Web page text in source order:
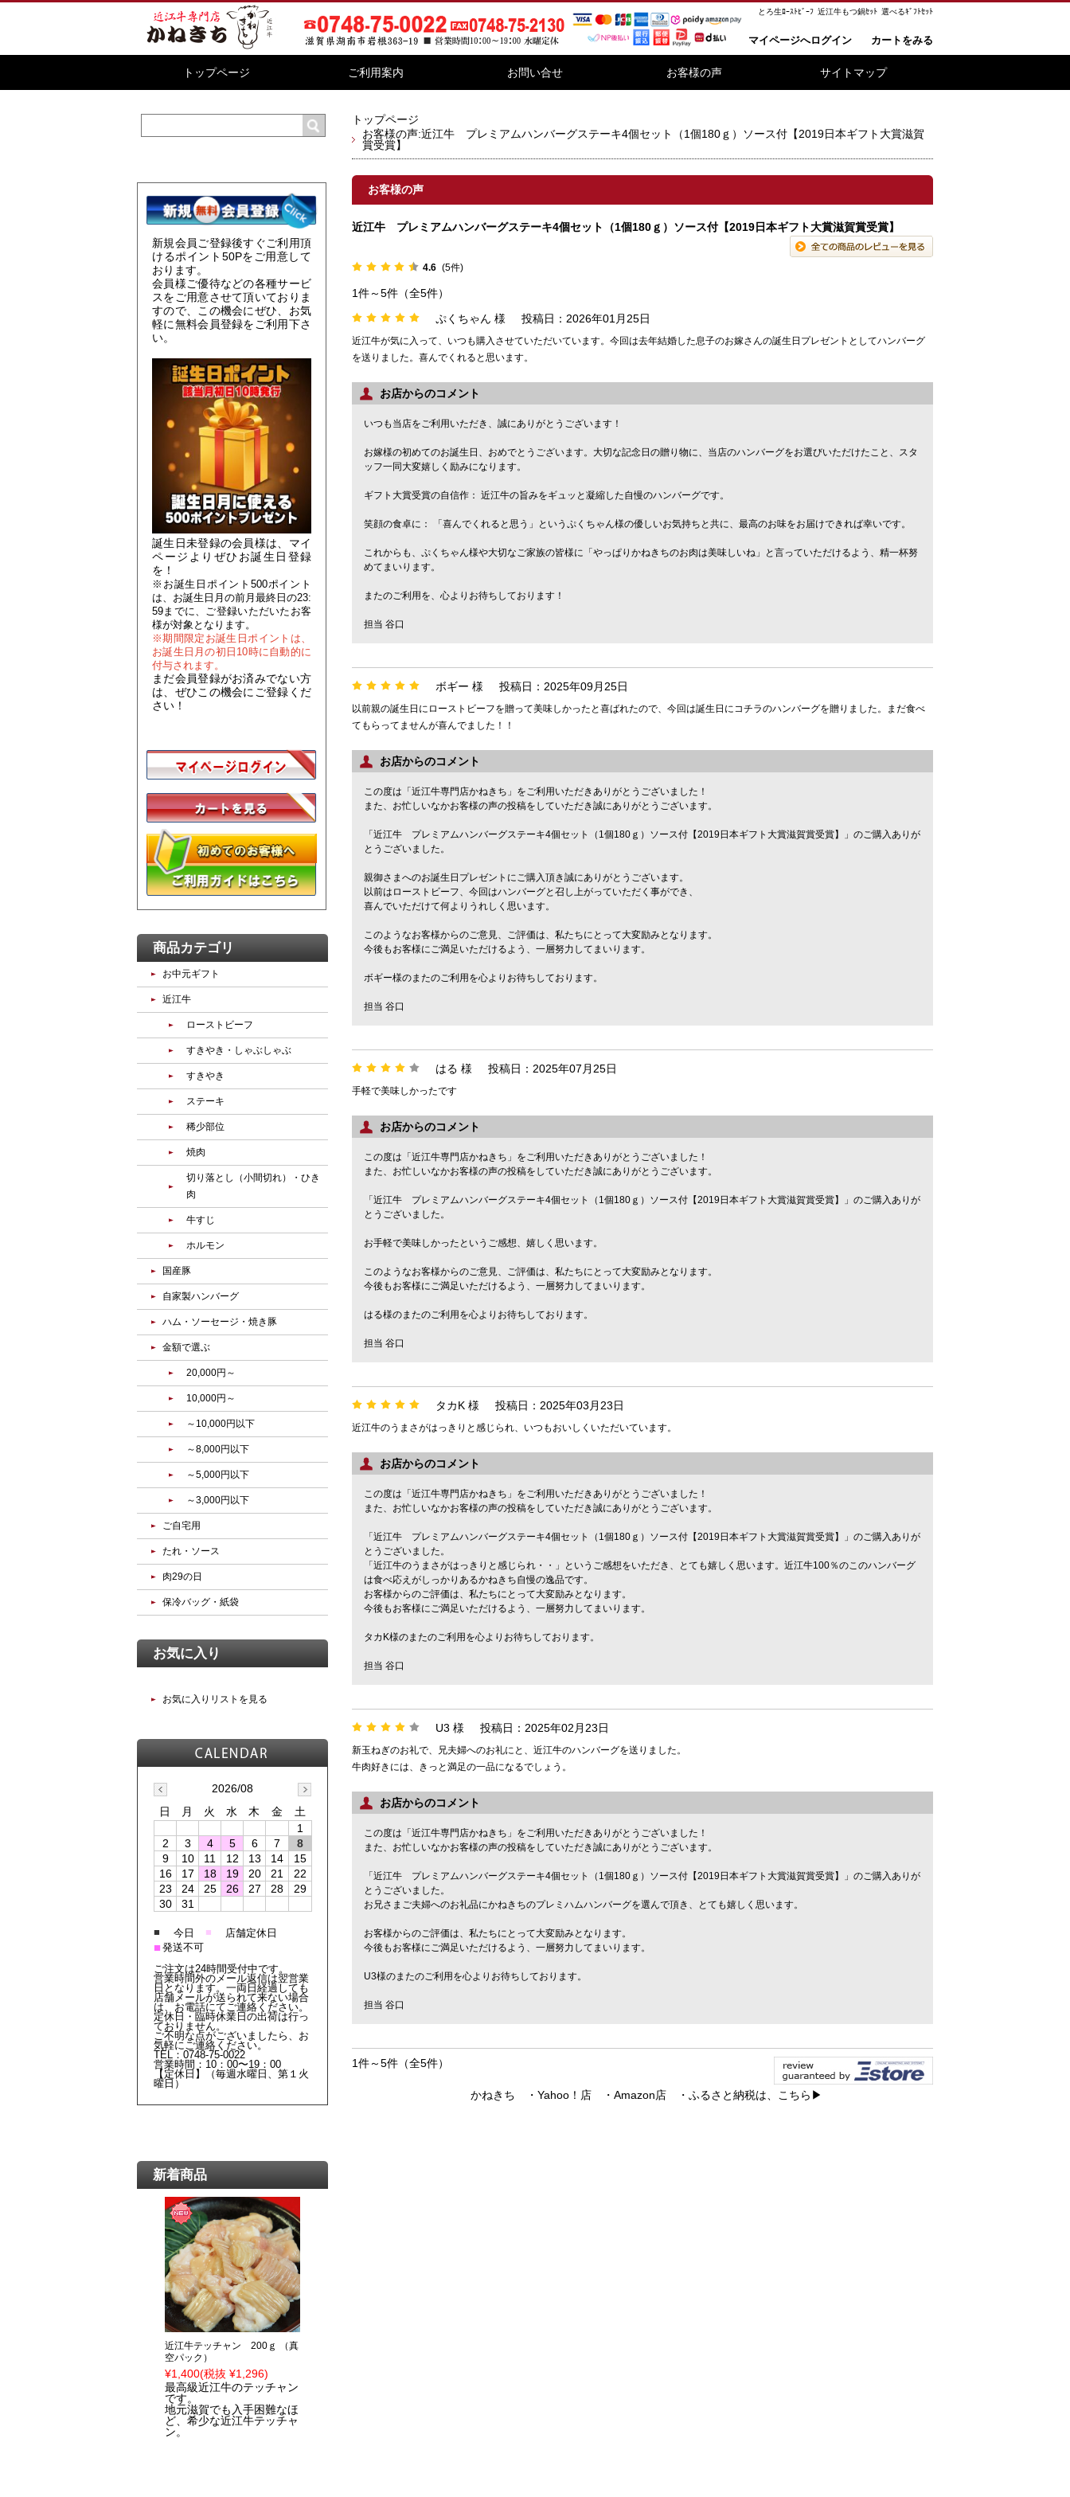
とろ生ﾛｰｽﾄﾋﾞｰﾌ 近江牛もつ鍋ｾｯﾄ 選べるｷﾞﾌﾄｾｯﾄ
マイページへログイン カートをみる
トップページ ご利用案内 お問い合せ お客様の声 サイトマップ
トップページ
お客様の声:近江牛 プレミアムハンバーグステーキ4個セット（1個180ｇ）ソース付【2019日本ギフト大賞滋賀
賞受賞】
お客様の声
近江牛 プレミアムハンバーグステーキ4個セット（1個180ｇ）ソース付【2019日本ギフト大賞滋賀賞受賞】
4.6 (5件)
1件～5件（全5件）
ぷくちゃん 様
投稿日：2026年01月25日
近江牛が気に入って、いつも購入させていただいています。今回は去年結婚した息子のお嫁さんの誕生日プレゼントとしてハンバーグ
を送りました。喜んでくれると思います。
お店からのコメント
いつも当店をご利用いただき、誠にありがとうございます！
お嫁様の初めてのお誕生日、おめでとうございます。大切な記念日の贈り物に、当店のハンバーグをお選びいただけたこと、スタ
ッフ一同大変嬉しく励みになります。
ギフト大賞受賞の自信作： 近江牛の旨みをギュッと凝縮した自慢のハンバーグです。
笑顔の食卓に： 「喜んでくれると思う」というぷくちゃん様の優しいお気持ちと共に、最高のお味をお届けできれば幸いです。
これからも、ぷくちゃん様や大切なご家族の皆様に「やっぱりかねきちのお肉は美味しいね」と言っていただけるよう、精一杯努
めてまいります。
またのご利用を、心よりお待ちしております！
担当 谷口
ボギー 様 投稿日：2025年09月25日
以前親の誕生日にローストビーフを贈って美味しかったと喜ばれたので、今回は誕生日にコチラのハンバーグを贈りました。まだ食べ
てもらってませんが喜んでました！！
お店からのコメント
この度は「近江牛専門店かねきち」をご利用いただきありがとうございました！
また、お忙しいなかお客様の声の投稿をしていただき誠にありがとうございます。
「近江牛 プレミアムハンバーグステーキ4個セット（1個180ｇ）ソース付【2019日本ギフト大賞滋賀賞受賞】」のご購入ありが
とうございました。
親御さまへのお誕生日プレゼントにご購入頂き誠にありがとうございます。
以前はローストビーフ、今回はハンバーグと召し上がっていただく事ができ、
喜んでいただけて何よりうれしく思います。
このようなお客様からのご意見、ご評価は、私たちにとって大変励みとなります。
今後もお客様にご満足いただけるよう、一層努力してまいります。
ボギー様のまたのご利用を心よりお待ちしております。
担当 谷口
はる 様 投稿日：2025年07月25日
手軽で美味しかったです
お店からのコメント
この度は「近江牛専門店かねきち」をご利用いただきありがとうございました！
また、お忙しいなかお客様の声の投稿をしていただき誠にありがとうございます。
「近江牛 プレミアムハンバーグステーキ4個セット（1個180ｇ）ソース付【2019日本ギフト大賞滋賀賞受賞】」のご購入ありが
とうございました。
お手軽で美味しかったというご感想、嬉しく思います。
このようなお客様からのご意見、ご評価は、私たちにとって大変励みとなります。
今後もお客様にご満足いただけるよう、一層努力してまいります。
はる様のまたのご利用を心よりお待ちしております。
担当 谷口
タカK 様 投稿日：2025年03月23日
近江牛のうまさがはっきりと感じられ、いつもおいしくいただいています。
お店からのコメント
この度は「近江牛専門店かねきち」をご利用いただきありがとうございました！
また、お忙しいなかお客様の声の投稿をしていただき誠にありがとうございます。
「近江牛 プレミアムハンバーグステーキ4個セット（1個180ｇ）ソース付【2019日本ギフト大賞滋賀賞受賞】」のご購入ありが
とうございました。
「近江牛のうまさがはっきりと感じられ・・」というご感想をいただき、とても嬉しく思います。近江牛100％のこのハンバーグ
は食べ応えがしっかりあるかねきち自慢の逸品です。
お客様からのご評価は、私たちにとって大変励みとなります。
今後もお客様にご満足いただけるよう、一層努力してまいります。
タカK様のまたのご利用を心よりお待ちしております。
担当 谷口
U3 様 投稿日：2025年02月23日
新玉ねぎのお礼で、兄夫婦へのお礼にと、近江牛のハンバーグを送りました。
牛肉好きには、きっと満足の一品になるでしょう。
お店からのコメント
この度は「近江牛専門店かねきち」をご利用いただきありがとうございました！
また、お忙しいなかお客様の声の投稿をしていただき誠にありがとうございます。
「近江牛 プレミアムハンバーグステーキ4個セット（1個180ｇ）ソース付【2019日本ギフト大賞滋賀賞受賞】」のご購入ありが
とうございました。
お兄さまご夫婦へのお礼品にかねきちのプレミハムハンバーグを選んで頂き、とても嬉しく思います。
お客様からのご評価は、私たちにとって大変励みとなります。
今後もお客様にご満足いただけるよう、一層努力してまいります。
U3様のまたのご利用を心よりお待ちしております。
担当 谷口
1件～5件（全5件）
かねきち ・Yahoo！店 ・Amazon店 ・ふるさと納税は、こちら▶
新規会員ご登録後すぐご利用頂
けるポイント 50Pをご用意して
おります。
会員様ご優待などの各種サービ
スをご用意させて頂いておりま
すので、この機会にぜひ、お気
軽に無料会員登録をご利用下さ
い。
誕生日未登録の会員様は、マイ
ページよりぜひお誕生日登録
を！
※お誕生日ポイント500ポイント
は、お誕生日月の前月最終日の23:
59までに、ご登録いただいたお客
様が対象となります。
※期間限定お誕生日ポイントは、
お誕生日月の初日10時に自動的に
付与されます。
まだ会員登録がお済みでない方
は、ぜひこの機会にご登録くだ
さい！
商品カテゴリ
お中元ギフト
近江牛
ローストビーフ
すきやき・しゃぶしゃぶ
すきやき
ステーキ
稀少部位
焼肉
切り落とし（小間切れ）・ひき
肉
牛すじ
ホルモン
国産豚
自家製ハンバーグ
ハム・ソーセージ・焼き豚
金額で選ぶ
20,000円～
10,000円～
～10,000円以下
～8,000円以下
～5,000円以下
～3,000円以下
ご自宅用
たれ・ソース
肉29の日
保冷バッグ・紙袋
お気に入り
お気に入りリストを見る
2026/08
日
月 火 水 木 金
土
1
2
3 4 5 6 7
8
9
10 11 12 13 14
15
16
17 18 19 20 21
22
23
24 25 26 27 28
29
30
31
■ 今日 ■ 店舗定休日
■発送不可
ご注文は24時間受付中です。
営業時間外のメール返信は翌営業
日となります。一両日経過しても
店舗メールが送られて来ない場合
は、お電話にてご連絡ください。
定休日・臨時休業日の出荷は行っ
ておりません。
ご不明な点がございましたら、お
気軽にご連絡ください。
TEL：0748-75-0022
営業時間：10：00〜19：00
【定休日】（毎週水曜日、第１火
曜日）
新着商品
近江牛テッチャン 200ｇ （真
空パック）
¥1,400(税抜 ¥1,296)
最高級近江牛のテッチャン
です。
地元滋賀でも入手困難なほ
ど、希少な近江牛テッチャ
ン。